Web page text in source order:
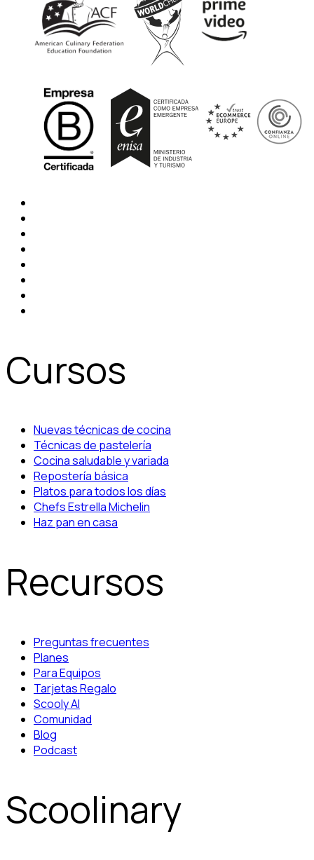
Cursos
Nuevas técnicas de cocina
Técnicas de pastelería
Cocina saludable y variada
Repostería básica
Platos para todos los días
Chefs Estrella Michelin
Haz pan en casa
Recursos
Preguntas frecuentes
Planes
Para Equipos
Tarjetas Regalo
Scooly AI
Comunidad
Blog
Podcast
Scoolinary